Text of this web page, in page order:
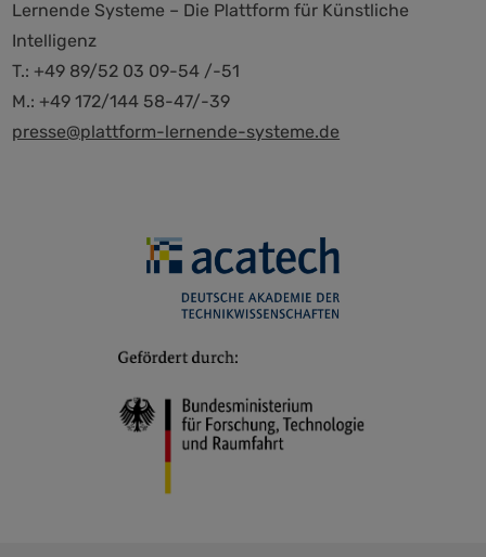
Lernende Systeme – Die Plattform für Künstliche
Intelligenz
T.: +49 89/52 03 09-54 /-51
M.: +49 172/144 58-47/-39
presse@plattform-lernende-systeme.de